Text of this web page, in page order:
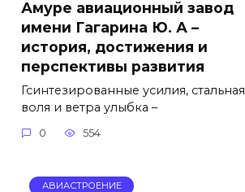
Амуре авиационный завод
имени Гагарина Ю. А –
история, достижения и
перспективы развития
Гсинтезированные усилия, стальная
воля и ветра улыбка –
0 554
АВИАСТРОЕНИЕ